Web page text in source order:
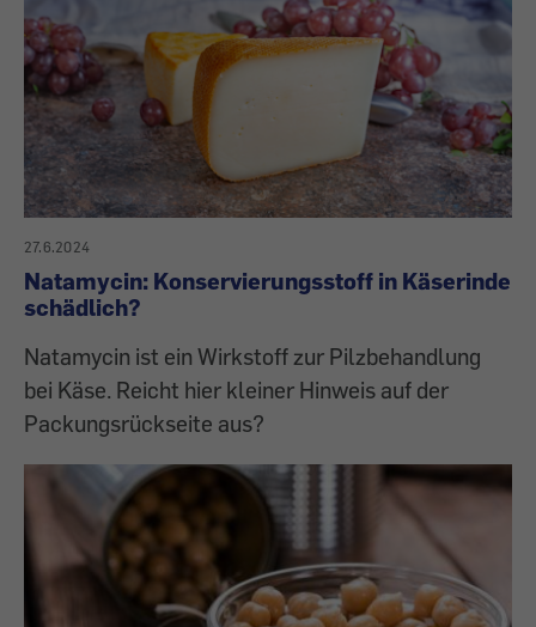
27.6.2024
Natamycin: Konservierungsstoff in Käserinde
schädlich?
Natamycin ist ein Wirkstoff zur Pilzbehandlung
bei Käse. Reicht hier kleiner Hinweis auf der
Packungsrückseite aus?